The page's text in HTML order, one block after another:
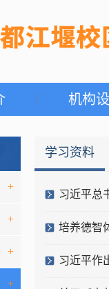
机构
+
+
+
+
学习资料
习近平总
培养德智
习近平作